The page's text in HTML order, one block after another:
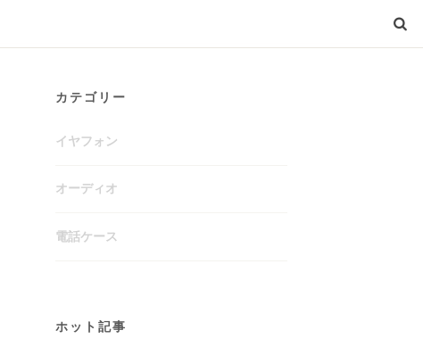
カテゴリー
イヤフォン
オーディオ
電話ケース
ホット記事